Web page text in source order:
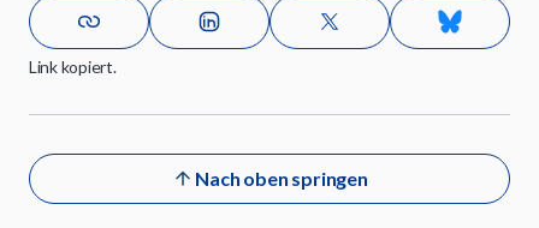
Link kopiert.
Nach oben springen